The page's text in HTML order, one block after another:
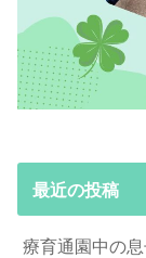
最近の投稿
療育通園中の